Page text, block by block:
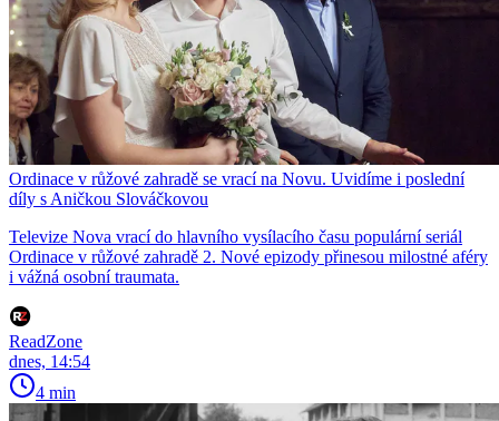
Ordinace v růžové zahradě se vrací na Novu. Uvidíme i poslední
díly s Aničkou Slováčkovou
Televize Nova vrací do hlavního vysílacího času populární seriál
Ordinace v růžové zahradě 2. Nové epizody přinesou milostné aféry
i vážná osobní traumata.
ReadZone
dnes, 14:54
4 min